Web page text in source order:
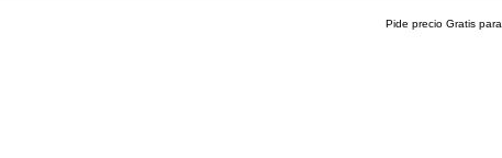
Pide precio Gratis para